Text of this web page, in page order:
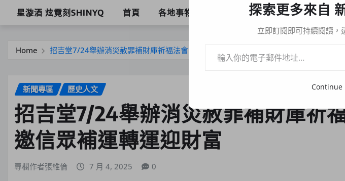
星漩酒 炫霓刻SHINYQ 首頁 各地事物 生活百態 關於樹報
Home 招吉堂7/24舉辦消災赦罪補財庫祈福法會 誠邀信眾補運轉運迎財富
新聞專區 歷史人文
招吉堂7/24舉辦消災赦罪補財庫
邀信眾補運轉運迎財富
專欄作者張維倫 7 月 4, 2025 0
探索更多來自
立即訂閱即可持續閱讀，
Continue